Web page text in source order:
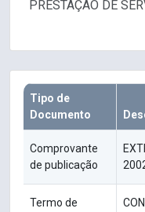
PRESTAÇÃO DE
Tipo de
Documento
Comprovante
de publicação
Termo de